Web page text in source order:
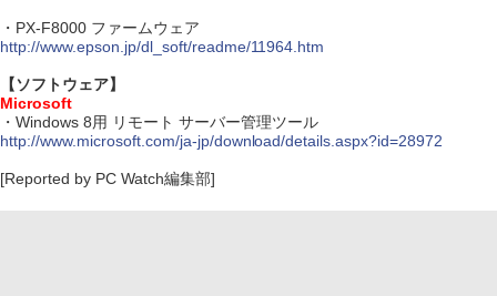
・PX-F8000 ファームウェア
http://www.epson.jp/dl_soft/readme/11964.htm
【ソフトウェア】
Microsoft
・Windows 8用 リモート サーバー管理ツール
http://www.microsoft.com/ja-jp/download/details.aspx?id=28972
[Reported by PC Watch編集部]